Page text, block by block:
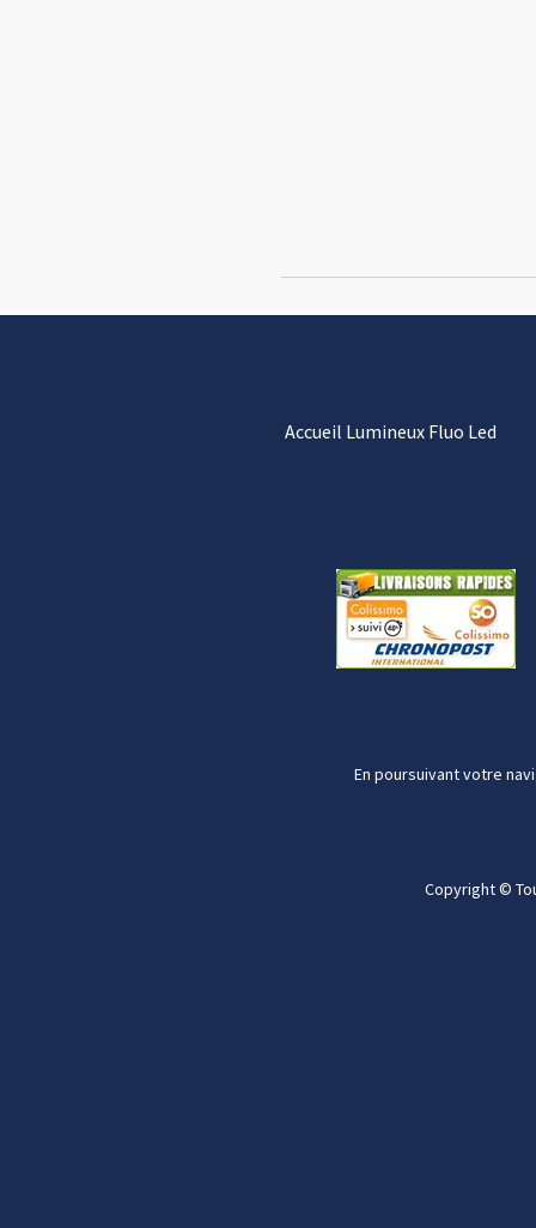
Accueil Lumineux Fluo Led
En poursuivant votre
Copyright ©